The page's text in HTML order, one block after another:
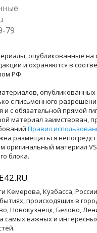
79
опубликованные на
и охраняются в
РФ.
опубликованных
с письменного
и с обязательной прямой
материал заимствован,
Правил
размещаться
оригинальный материал
блока.
Кемерова, Кузбасса,
происходящих в
Новокузнецк, Белово,
самых важных и